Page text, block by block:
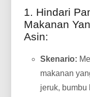
1. Hindari
Makanan
Asin:
Skenario:
makanan
jeruk, bumbu